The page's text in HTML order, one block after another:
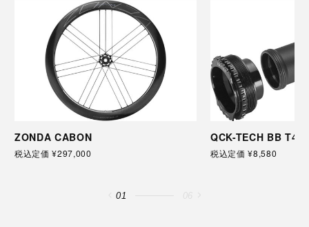
ZONDA CABON
税込定価 ¥297,000
QCK-TECH BB
税込定価 ¥8,580
01